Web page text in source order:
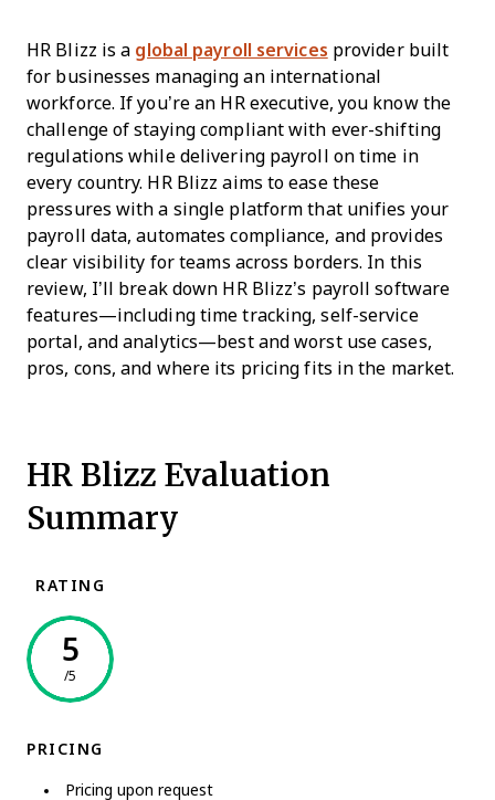
HR Blizz is a global payroll services provider built
for businesses managing an international
workforce. If you’re an HR executive, you know the
challenge of staying compliant with ever-shifting
regulations while delivering payroll on time in
every country. HR Blizz aims to ease these
pressures with a single platform that unifies your
payroll data, automates compliance, and provides
clear visibility for teams across borders. In this
review, I’ll break down HR Blizz’s payroll software
features—including time tracking, self-service
portal, and analytics—best and worst use cases,
pros, cons, and where its pricing fits in the market.
HR Blizz Evaluation
Summary
RATING
5
/5
PRICING
Pricing upon request